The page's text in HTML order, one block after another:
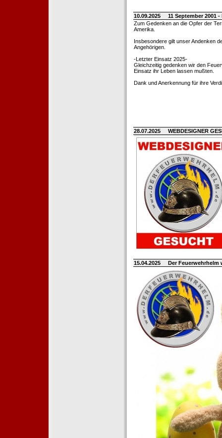
10.09.2025
11 September 2001
Zum Gedenken an die Opfer der
Amerika.
Insbesondere gilt unser Andenken
Angehörigen.
-Letzter Einsatz 2025-
Gleichzeitig gedenken wir den
Einsatz ihr Leben lassen mußten.
Dank und Anerkennung für ihre
28.07.2025 WEBDESIGNER
15.04.2025 Der